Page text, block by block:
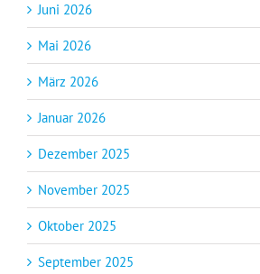
Juni 2026
Mai 2026
März 2026
Januar 2026
Dezember 2025
November 2025
Oktober 2025
September 2025